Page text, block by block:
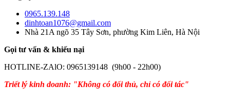
0965.139.148
dinhtoan1076@gmail.com
Nhà 21A ngõ 35 Tây Sơn, phường Kim Liên, Hà Nội
Gọi tư vấn & khiếu nại
HOTLINE-ZAlO: 0965139148 (9h00 - 22h00)
Triết lý kinh doanh: "Không có đối thủ, chỉ có đối tác"